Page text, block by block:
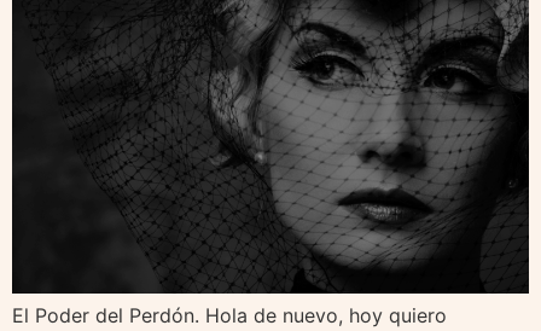
El Poder del Perdón. Hola de nuevo, hoy quiero